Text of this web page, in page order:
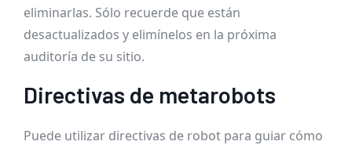
eliminarlas. Sólo recuerde que están
desactualizados y elimínelos en la próxima
auditoría de su sitio.
Directivas de metarobots
Puede utilizar directivas de robot para guiar cómo